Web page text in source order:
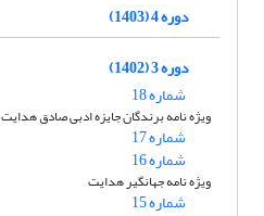
دوره 4 (1403)
دوره 3 (1402)
شماره 18
ویژه نامه برندگان جایزه ادبی صادق هدایت
شماره 17
شماره 16
ویژه نامه جهانگیر هدایت
شماره 15